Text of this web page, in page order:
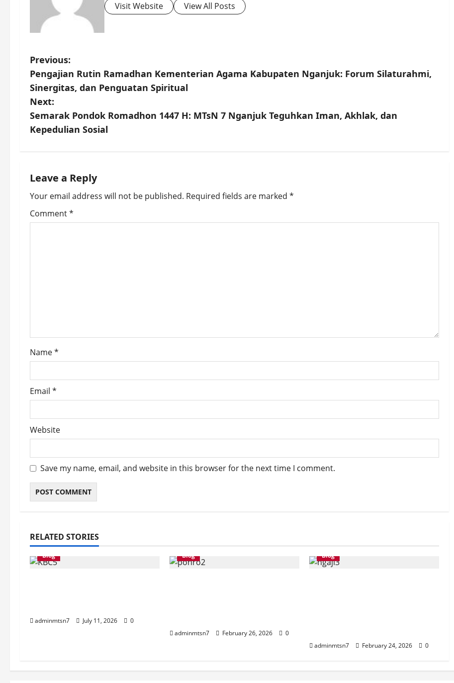
Visit Website View All Posts
P
o
s
t
v
i
g
n
Previous:
Pengajian Rutin Ramadhan Kementerian Agama Kabupaten Nganjuk: Forum Silaturahmi,
Sinergitas, dan Penguatan Spiritual
Next:
Semarak Pondok Romadhon 1447 H: MTsN 7 Nganjuk Teguhkan Iman, Akhlak, dan
Kepedulian Sosial
Leave a Reply
Your email address will not be published. Required fields are marked *
Comment*
Name*
Email *
Website
Save my name, email, and website in this browser for the next time I comment.
RELATED STORIES
Blog
adminmtsn7 July 11, 2026 0
Blog
adminmtsn7 February 26, 2026 0
Blog
adminmtsn7 February 24, 2026 0